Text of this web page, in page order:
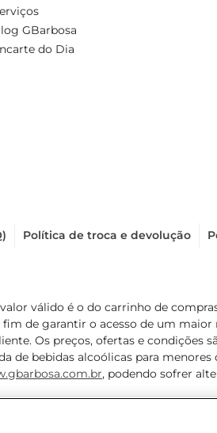
GBarbosa
do Dia
Política de troca e devolução
válido é o do carrinho de
de garantir o acesso de um
Os preços, ofertas e condições
de bebidas alcoólicas para
, podendo sofrer